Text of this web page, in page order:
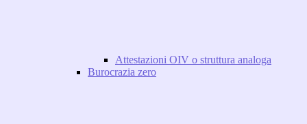
Attestazioni OIV o struttura analoga
Burocrazia zero